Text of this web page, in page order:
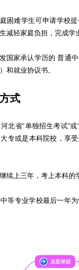
困难学生可申请学校
减轻家庭负担，完成学
国家承认学历的 普通
和就业协议书。
式
北省“单独招生考试”
专或是本科院校，享
续上三年，考上本科的
等专业学校最后一年